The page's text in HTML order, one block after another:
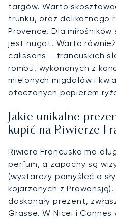
targów. Warto
trunku, oraz delikatnego
Provence. Dla
jest nugat. Warto
calissons – francuskich
rombu, wykonanych z
mielonych migdałów i
otoczonych papierem
Jakie unikalne
kupić na Riwierze
Riwiera Francuska ma
perfum, a zapachy są
(wystarczy pomyśleć o
kojarzonych z
doskonały prezent,
Grasse. W Nicei i